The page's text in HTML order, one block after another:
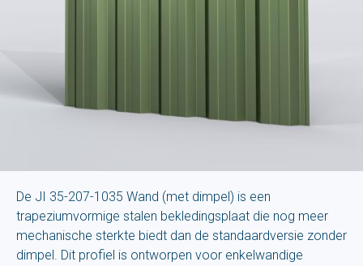
De JI 35-207-1035 Wand (met dimpel) is een
trapeziumvormige stalen bekledingsplaat die nog meer
mechanische sterkte biedt dan de standaardversie zonder
dimpel. Dit profiel is ontworpen voor enkelwandige